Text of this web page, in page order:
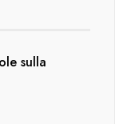
sulla